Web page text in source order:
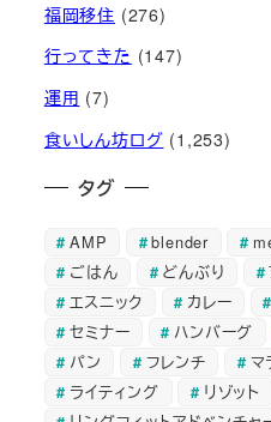
福岡移住 (276)
行ってきた (147)
運用 (7)
食いしん坊ログ (1,253)
タグ
AMP blender
ごはん
どんぶり
エスニック
カレー
セミナー
ハンバーグ
パン
フレンチ マ
ライティング
リゾット